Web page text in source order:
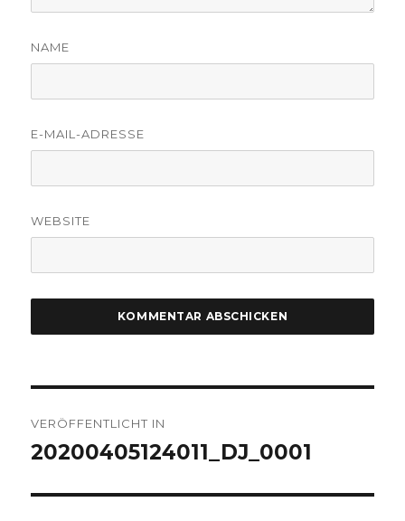
NAME
E-MAIL-ADRESSE
WEBSITE
VERÖFFENTLICHT IN
20200405124011_DJ_0001